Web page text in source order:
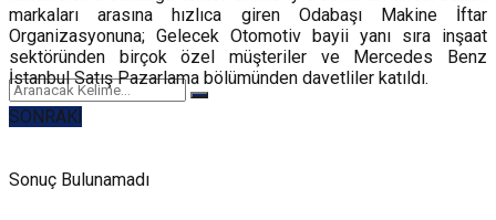
Sonuç Bulunamadı
markaları arasına hızlıca giren Odabaşı Makine İftar
Organizasyonuna; Gelecek Otomotiv bayii yanı sıra inşaat
sektöründen birçok özel müşteriler ve Mercedes Benz
İstanbul Satış Pazarlama bölümünden davetliler katıldı.
SONRAKİ